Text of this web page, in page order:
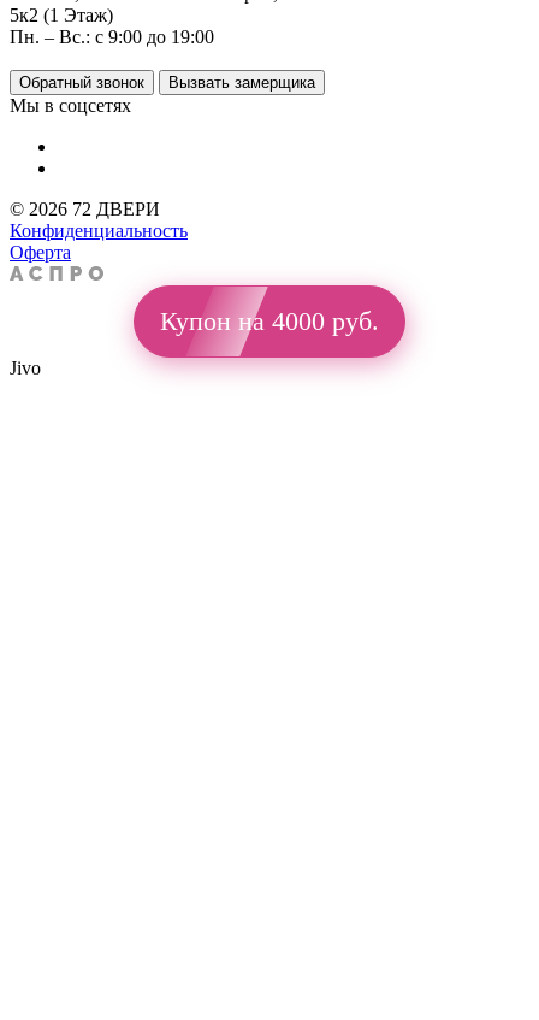
5к2 (1 Этаж)
Пн. – Вс.: с 9:00 до 19:00
Обратный звонок Вызвать замерщика
Мы в соцсетях
© 2026 72 ДВЕРИ
Конфиденциальность
Оферта
Купон на 4000 руб.
Jivo